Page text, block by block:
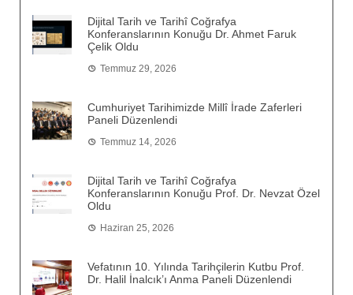
Dijital Tarih ve Tarihî Coğrafya
Konferanslarının Konuğu Dr. Ahmet Faruk
Çelik Oldu
Temmuz 29, 2026
Cumhuriyet Tarihimizde Millî İrade Zaferleri
Paneli Düzenlendi
Temmuz 14, 2026
Dijital Tarih ve Tarihî Coğrafya
Konferanslarının Konuğu Prof. Dr. Nevzat Özel
Oldu
Haziran 25, 2026
Vefatının 10. Yılında Tarihçilerin Kutbu Prof.
Dr. Halil İnalcık’ı Anma Paneli Düzenlendi